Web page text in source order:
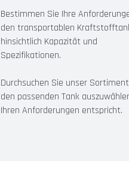
Bestimmen Sie Ihre
den transportablen
hinsichtlich Kapazität und
Spezifikationen.
Durchsuchen Sie unser
den passenden Tank
Ihren Anforderungen entspricht.